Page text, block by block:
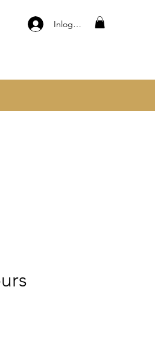
Inloggen